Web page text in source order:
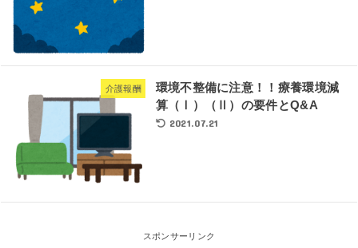
介護報酬
環境不整備に注意！！療養環境減
算（Ⅰ）（Ⅱ）の要件とQ&A
2021.07.21
スポンサーリンク